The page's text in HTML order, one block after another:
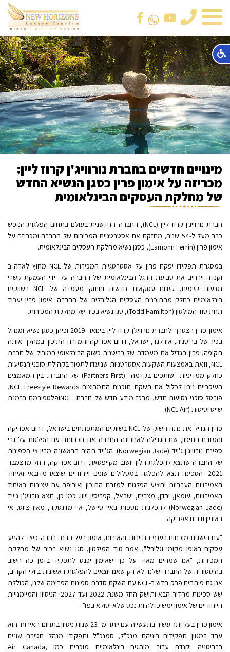
טלפון
מינויים חדשים בחברת נורוויג'ן קרוז ליין:
מכריזה על אימון פרין כסגן הנשיא החדש
של מחלקת העסקים הבינלאומית
חברת נורוויג'ן קרוז ליין (NCL), החברה החדשנית בעולם בתחום הפלגות הנופש
כבר מעל ל-54 שנים, מחזקת את אסטרטגיית המכירות של החברה ומכריזה על
אימון פרין (Eamonn Ferrin), כסגן נשיא מחלקת העסקים הבינלאומית.
במסגרת תפקידו יפקח פרין על אסטרטגיית המכירות של NCL מחוץ לארה"ב
וקנדה וירחיב את טביעת הרגל הבינלאומית של החברה על- ידי העמקת קשרי
נסיעות קיימים, קידום עסקאות חדשות וחיזוק מעמדה של NCL בשווקים
בינלאומיים כחלק מהתוכנית העסקית הגלובלית של החברה. אימון פרין יעבוד
תחת טוד המילטון (Todd Hamilton), סגן נשיא בכיר של מחלקת המכירות.
אימון פרין הצטרף לחברת נורוויג'ן קרוז ליין בינואר 2019 וכיהן כסגן נשיא ומנהל
בכיר של בריטניה, אירלנד, ישראל, דרום אפריקה והמזרח התיכון. במהלך אותה
תקופה, פרין הגדיל את מעמדה של בריטניה כשוק הבינלאומי המוביל של חברת
NCL, וזאת באמצעות השקעות אסטרטגיות שנועדו לתמוך בקהילת סוכני הנסיעות
כחלק ממדיניות "שותפים בקדמה" (Partners First) של החברה. בין המאמצים
העיקריים ניתן לכלול את השקת תוכנית התמריצים NCL Freestyle Rewards,
פורטל סוכני נסיעות חדש, מרכז מידע חדש של חברת NCLופלטפורמת הזמנת
שייט וטיסות (NCL Air).
פרין הגדיל את נתח השוק של NCL בשווקים המתפתחים בישראל, דרום אפריקה
והמזרח התיכון, שם הגדילה לאחרונה החברה את נוכחותה עם הפלגות על גבי
ספינת נורוויג'ן ג'ייד (Norwegian Jade). הג'ייד תהיה הראשונה מבין צי הספינות
של החברה שתצא להפלגת הלוך-ושוב מקייפטאון, דרום אפריקה, החל מדצמבר
2021. הספינה תצא להפלגה במסלולים שונים וייחודיים שיצאו מדובאי ואיחוד
האמירויות הערביות ותציע הפלגות למזרח התיכון ואירופה עם עצירות באיחוד
האמירויות, עומאן, ירדן, מצרים, ישראל, קפריסין ויוון. כמו כן, תצא נורוויג'ן ג'ייד
(Norwegian Jade) להפלגות נוספות באיי סיישל, איי מדגסקר, מאוריציוס, אי
ראוניון ודרום אפריקה.
"עם הישגים מוכחים בענף התיירות והאירוח, אימון בעל הבנה רחבה כיצד להניע
עסקים באופן מקומי וגלובלי", אמר טוד המילטון, סגן נשיא בכיר של מחלקת
המכירות, "אנו שמחים מאוד על כך שאימון יכנס לתפקיד בזמן כה חשוב
בהיסטוריה של החברה שלנו. לא רק שאנו יוצאים להפלגות ראשונות ביולי הקרוב,
אנו גם פותחים פרק חדש ב-NCL עם השקת סדרת ספינות הפרימה שלנו, הכוללת
שש ספינות מהדור הבא ותושק החל משנת 2022 ועד 2027. הניסיון והמיומנויות
הייחודיים של אימון ימשיכו להיות נכס שלא יסולא בפז".
אימון פרין בעל ותר עשיר בתעשייה עם יותר מ- 23 שנות ניסיון בתחום האירוח. הוא
עבד במגוון תפקידים ביניהם מנכ"ל, סמנכ"ל ותפקידי מנהל חטיבה שונים
בבריטניה וקנדה עבור מותגים בינלאומיים מוכרים כמו Air Canada,